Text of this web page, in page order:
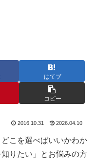
はてブ
コピー
2016.10.31 2026.04.10
こを選べばいいかわか
りたい」とお悩みの方